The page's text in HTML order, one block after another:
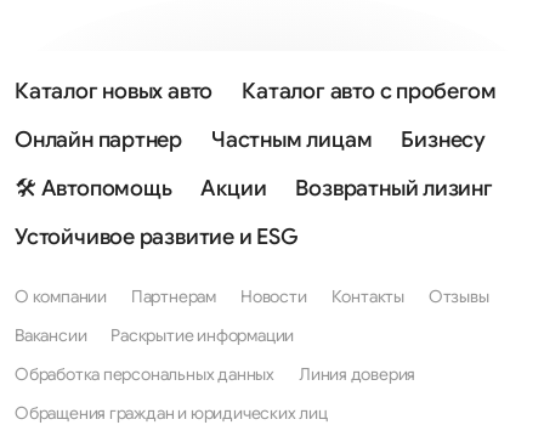
Каталог новых авто
Каталог авто с пробегом
Онлайн партнер
Частным лицам
Бизнесу
🛠 Автопомощь
Акции
Возвратный лизинг
Устойчивое развитие и ESG
О компании Партнерам Новости Контакты
Отзывы
Вакансии
Раскрытие информации
Обработка персональных данных
Линия доверия
Обращения граждан и юридических лиц